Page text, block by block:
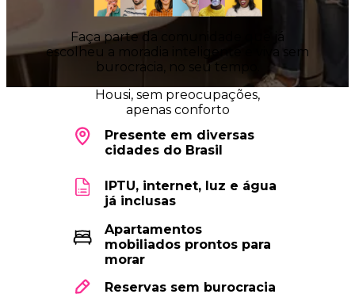
Faça parte da comunidade que já
escolheu a moradia inteligente e viva sem
burocracia, no seu tempo.
Housi, sem preocupações,
apenas conforto
Presente em diversas
cidades do Brasil
IPTU, internet, luz e água
já inclusas
Apartamentos
mobiliados prontos para
morar
Reservas sem burocracia